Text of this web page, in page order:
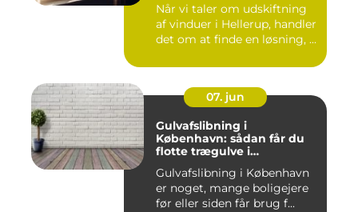
Når vi taler om udskiftning
af vinduer i Hellerup, handler
det om at finde en løsning, ...
07. jun
Gulvafslibning i
København: sådan får du
flotte trægulve i
Gulvafslibning i København
er noget, mange boligejere
før eller siden får brug f...